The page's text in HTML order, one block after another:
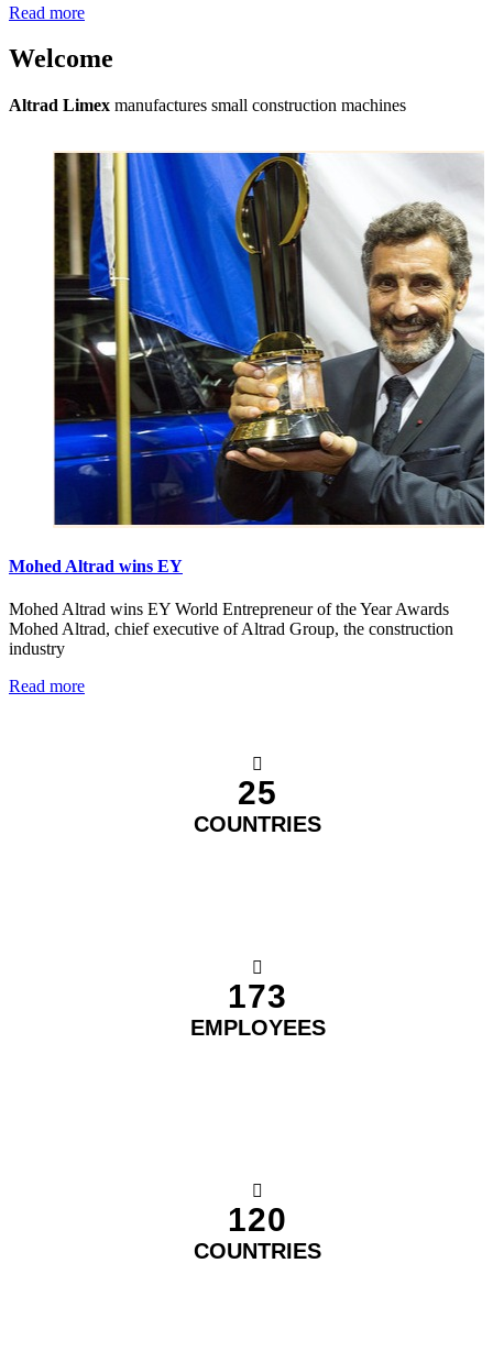
Read more
Welcome
Altrad Limex manufactures small construction machines
Mohed Altrad wins EY
Mohed Altrad wins EY World Entrepreneur of the Year Awards
Mohed Altrad, chief executive of Altrad Group, the construction
industry
Read more
25
COUNTRIES
173
EMPLOYEES
120
COUNTRIES